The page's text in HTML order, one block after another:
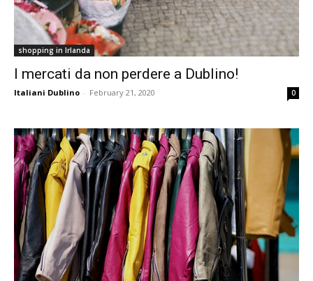
shopping in Irlanda
I mercati da non perdere a Dublino!
Italiani Dublino - February 21, 2020 0